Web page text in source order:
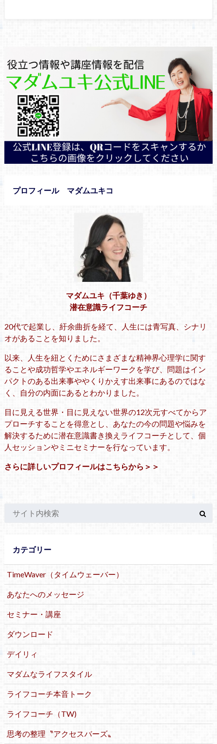
プロフィール マダムユキコ
マダムユキ（千葉ゆき）
潜在意識ライフコーチ
20代で起業し、紆余曲折を経て、人生には青写真、シナリ
オがあることを知りました。
以来、人生を紐とくためにさまざまな精神界心理学に関す
ることや成功哲学やエネルギーワークを学び、問題はイン
パクトのある出来事ややくりかえす出来事にあるのではな
く、自分の内面にあるとわかりました。
目に見える世界・目に見えない世界の12次元すべてからア
プローチすることを得意とし、あなたの今の問題や悩みを
解決するために潜在意識書き換えライフコーチとして、個
人セッションやミニセミナーを行なっています。
さらに詳しいプロフィールはこちらから＞＞
カテゴリー
TimeWaver（タイムウェーバー）
あなたへのメッセージ
セミナー・講座
ダウンロード
デイリィ
マダムなライフスタイル
ライフコーチ本音トーク
ライフコーチ（TW)
思考の整理〝アクセスバーズ〟